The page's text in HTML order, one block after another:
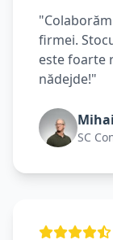
firmei.
este foarte
nădejde!"
SC